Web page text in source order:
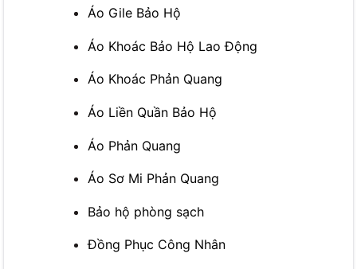
Áo Gile Bảo Hộ
Áo Khoác Bảo Hộ Lao Động
Áo Khoác Phản Quang
Áo Liền Quần Bảo Hộ
Áo Phản Quang
Áo Sơ Mi Phản Quang
Bảo hộ phòng sạch
Đồng Phục Công Nhân